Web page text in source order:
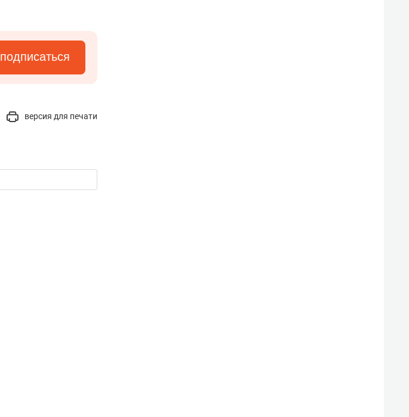
подписаться
версия для печати